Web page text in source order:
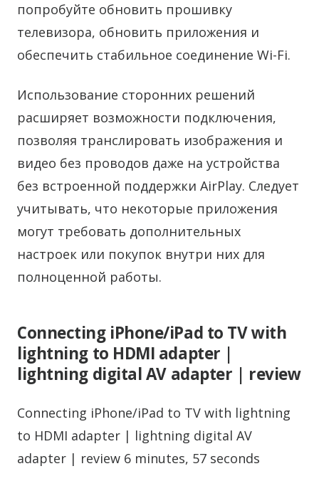
попробуйте обновить прошивку
телевизора, обновить приложения и
обеспечить стабильное соединение Wi-Fi.
Использование сторонних решений
расширяет возможности подключения,
позволяя транслировать изображения и
видео без проводов даже на устройства
без встроенной поддержки AirPlay. Следует
учитывать, что некоторые приложения
могут требовать дополнительных
настроек или покупок внутри них для
полноценной работы.
Connecting iPhone/iPad to TV with
lightning to HDMI adapter |
lightning digital AV adapter | review
Connecting iPhone/iPad to TV with lightning
to HDMI adapter | lightning digital AV
adapter | review 6 minutes, 57 seconds